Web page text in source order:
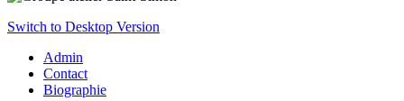
Switch to Desktop Version
Admin
Contact
Biographie